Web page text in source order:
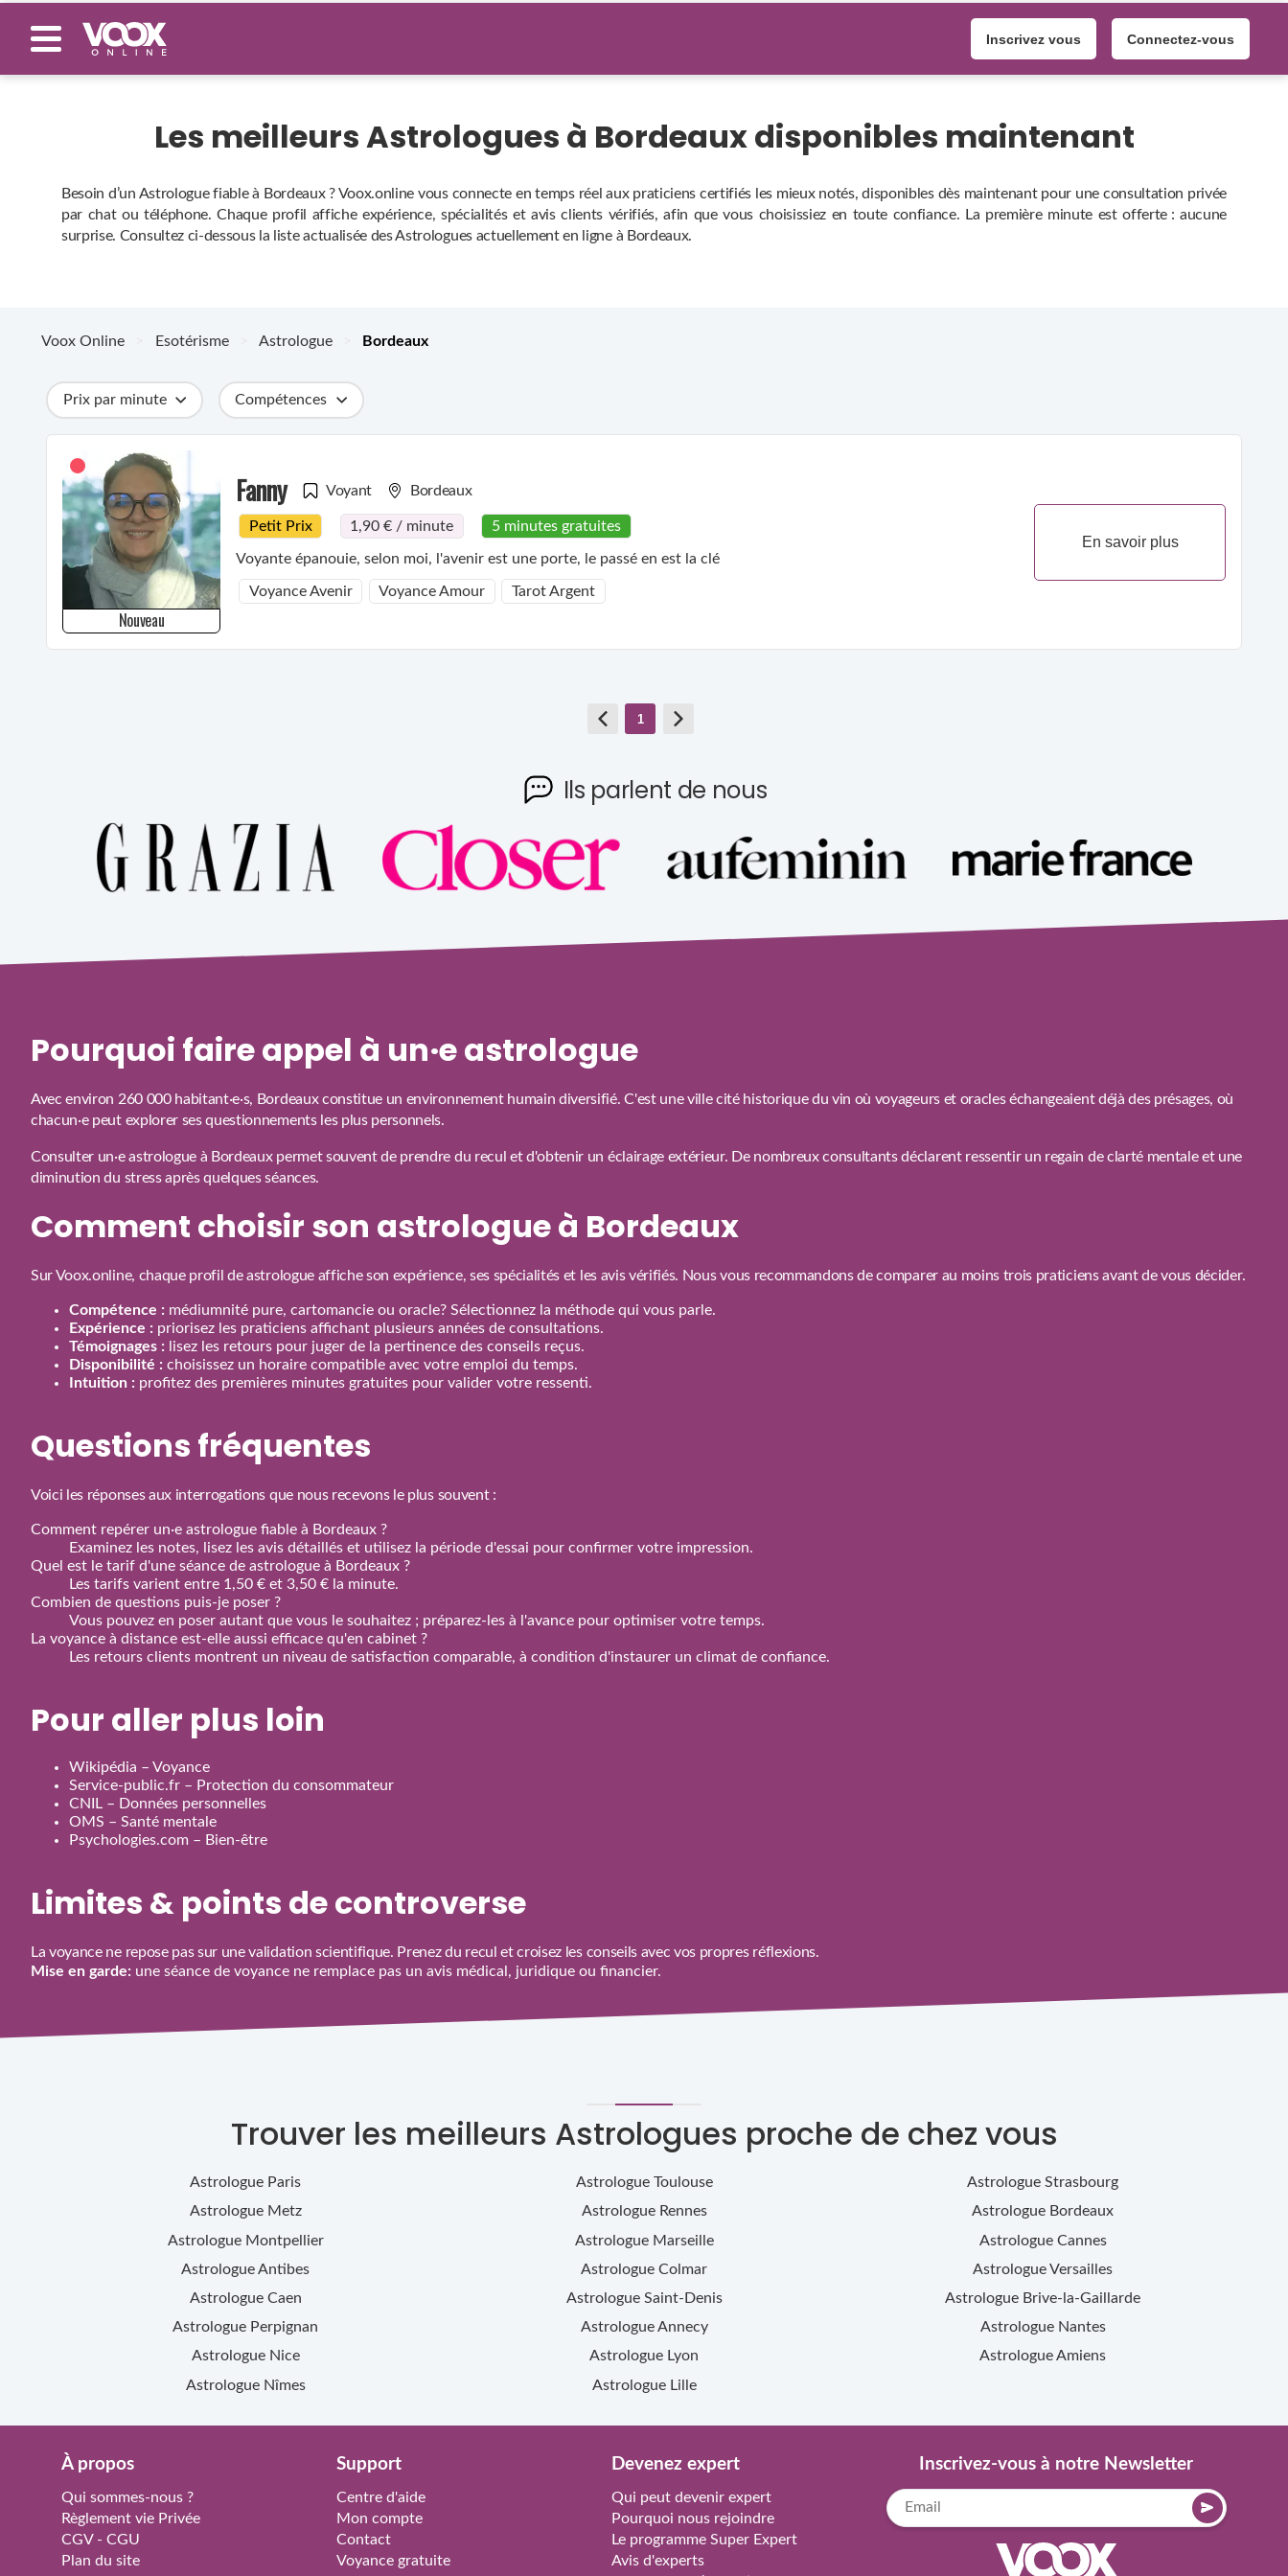
Inscrivez vous Connectez-vous
Les meilleurs Astrologues à Bordeaux disponibles maintenant
Besoin d’un Astrologue fiable à Bordeaux ? Voox.online vous connecte en temps réel aux praticiens certifiés les mieux notés, disponibles dès maintenant pour une consultation privée
par chat ou téléphone. Chaque profil affiche expérience, spécialités et avis clients vérifiés, afin que vous choisissiez en toute confiance. La première minute est offerte : aucune
surprise. Consultez ci‑dessous la liste actualisée des Astrologues actuellement en ligne à Bordeaux.
Voox Online Esotérisme Astrologue Bordeaux
Prix par minute
Catégories
Métiers
Compétences
Nouveau
Fanny Voyant Bordeaux
Petit Prix 1,90 € / minute 5 minutes gratuites
Voyante épanouie, selon moi, l'avenir est une porte, le passé en est la clé
Voyance Avenir Voyance Amour Tarot Argent
En savoir plus
1
Ils parlent de nous
Pourquoi faire appel à un·e astrologue
Avec environ 260 000 habitant·e·s, Bordeaux constitue un environnement humain diversifié. C'est une ville cité historique du vin où voyageurs et oracles échangeaient déjà des présages, où
chacun·e peut explorer ses questionnements les plus personnels.
Consulter un·e astrologue à Bordeaux permet souvent de prendre du recul et d'obtenir un éclairage extérieur. De nombreux consultants déclarent ressentir un regain de clarté mentale et une
diminution du stress après quelques séances.
Comment choisir son astrologue à Bordeaux
Sur Voox.online, chaque profil de astrologue affiche son expérience, ses spécialités et les avis vérifiés. Nous vous recommandons de comparer au moins trois praticiens avant de vous décider.
Compétence : médiumnité pure, cartomancie ou oracle? Sélectionnez la méthode qui vous parle.
Expérience : priorisez les praticiens affichant plusieurs années de consultations.
Témoignages : lisez les retours pour juger de la pertinence des conseils reçus.
Disponibilité : choisissez un horaire compatible avec votre emploi du temps.
Intuition : profitez des premières minutes gratuites pour valider votre ressenti.
Questions fréquentes
Voici les réponses aux interrogations que nous recevons le plus souvent :
Comment repérer un·e astrologue fiable à Bordeaux ?
Examinez les notes, lisez les avis détaillés et utilisez la période d'essai pour confirmer votre impression.
Quel est le tarif d'une séance de astrologue à Bordeaux ?
Les tarifs varient entre 1,50 € et 3,50 € la minute.
Combien de questions puis‑je poser ?
Vous pouvez en poser autant que vous le souhaitez ; préparez‑les à l'avance pour optimiser votre temps.
La voyance à distance est‑elle aussi efficace qu'en cabinet ?
Les retours clients montrent un niveau de satisfaction comparable, à condition d'instaurer un climat de confiance.
Pour aller plus loin
Wikipédia – Voyance
Service‑public.fr – Protection du consommateur
CNIL – Données personnelles
OMS – Santé mentale
Psychologies.com – Bien‑être
Limites & points de controverse
La voyance ne repose pas sur une validation scientifique. Prenez du recul et croisez les conseils avec vos propres réflexions.
Mise en garde: une séance de voyance ne remplace pas un avis médical, juridique ou financier.
Trouver les meilleurs Astrologues proche de chez vous
Astrologue Paris Astrologue Toulouse Astrologue Strasbourg
Astrologue Metz Astrologue Rennes Astrologue Bordeaux
Astrologue Montpellier Astrologue Marseille Astrologue Cannes
AstrologueAntibes Astrologue Colmar AstrologueVersailles
Astrologue Caen Astrologue Saint-Denis Astrologue Brive-la-Gaillarde
Astrologue Perpignan AstrologueAnnecy Astrologue Nantes
Astrologue Nice Astrologue Lyon AstrologueAmiens
Astrologue Nîmes Astrologue Lille
À propos
Qui sommes-nous ?
Règlement vie Privée
CGV - CGU
Plan du site
Support
Centre d'aide
Mon compte
Contact
Voyance gratuite
Devenez expert
Qui peut devenir expert
Pourquoi nous rejoindre
Le programme Super Expert
Avis d'experts
Inscrivez-vous à notre Newsletter